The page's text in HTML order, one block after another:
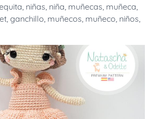
, niñas, niña, muñecas, muñeca,
, ganchillo, muñecos, muñeco, niños,